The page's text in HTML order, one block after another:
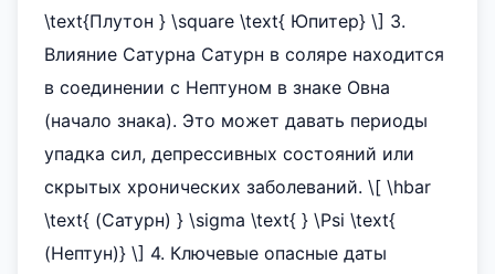
\text{Плутон } \square \text{ Юпитер} \] 3.
Влияние Сатурна Сатурн в соляре находится
в соединении с Нептуном в знаке Овна
(начало знака). Это может давать периоды
упадка сил, депрессивных состояний или
скрытых хронических заболеваний. \[ \hbar
\text{ (Сатурн) } \sigma \text{ } \Psi \text{
(Нептун)} \] 4. Ключевые опасные даты